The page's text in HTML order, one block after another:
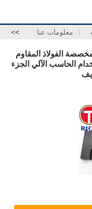
معلومات عنا >>
الفولاذ المقاوم
الحاسب الآلي الجزء